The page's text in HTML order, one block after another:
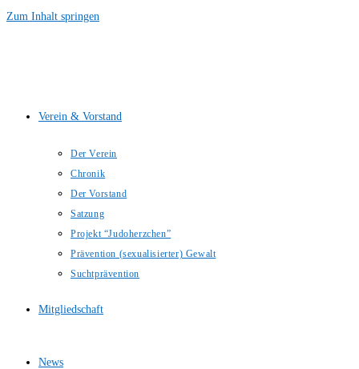
Zum Inhalt springen
Verein & Vorstand
Der Verein
Chronik
Der Vorstand
Satzung
Projekt “Judoherzchen”
Prävention (sexualisierter) Gewalt
Suchtprävention
Mitgliedschaft
News